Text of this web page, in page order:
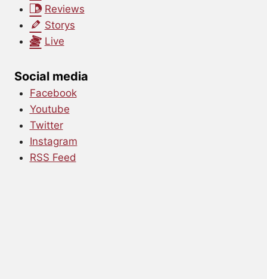
Reviews
Storys
Live
Social media
Facebook
Youtube
Twitter
Instagram
RSS Feed